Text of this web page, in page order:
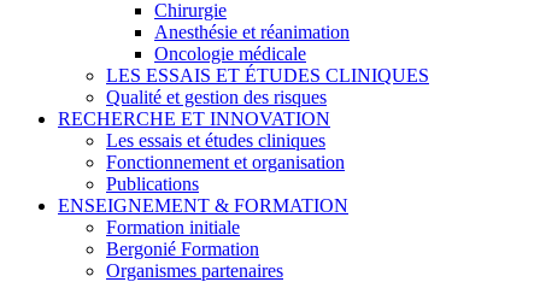
Chirurgie
Anesthésie et réanimation
Oncologie médicale
LES ESSAIS ET ÉTUDES CLINIQUES
Qualité et gestion des risques
RECHERCHE ET INNOVATION
Les essais et études cliniques
Fonctionnement et organisation
Publications
ENSEIGNEMENT & FORMATION
Formation initiale
Bergonié Formation
Organismes partenaires